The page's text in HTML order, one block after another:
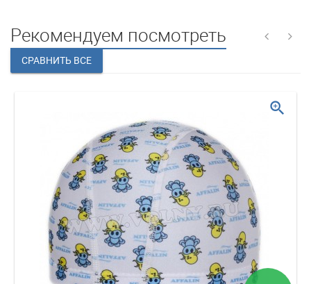
Рекомендуем посмотреть
zoom_in